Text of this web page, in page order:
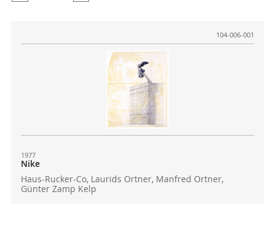
104-006-001
1977
Nike
Haus-Rucker-Co, Laurids Ortner, Manfred Ortner,
Günter Zamp Kelp